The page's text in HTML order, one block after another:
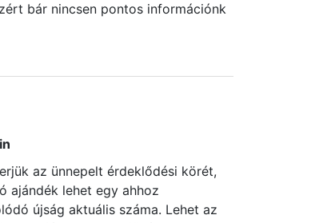
bár nincsen pontos információnk
az ünnepelt érdeklődési körét,
ajándék lehet egy ahhoz
újság aktuális száma. Lehet az